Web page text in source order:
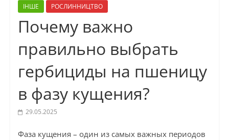
ІНШЕ РОСЛИННИЦТВО
Почему важно
правильно выбрать
гербициды на пшеницу
в фазу кущения?
29.05.2025
Фаза кущения – один из самых важных периодов